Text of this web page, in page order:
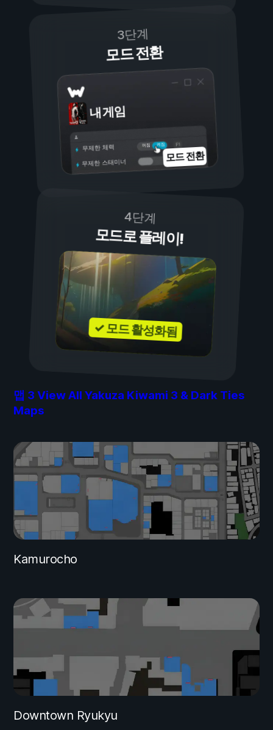
3단계
모드 전환
내 게임
켜짐
꺼짐
무제한 체력
무제한 스태미너 모드 전환
4단계
모드로 플레이!
✓ 모드 활성화됨
맵 3 View All Yakuza Kiwami 3 & Dark Ties
Maps
Kamurocho
Downtown Ryukyu